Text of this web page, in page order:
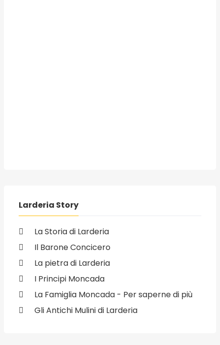
Larderia Story
La Storia di Larderia
Il Barone Concicero
La pietra di Larderia
I Principi Moncada
La Famiglia Moncada - Per saperne di più
Gli Antichi Mulini di Larderia